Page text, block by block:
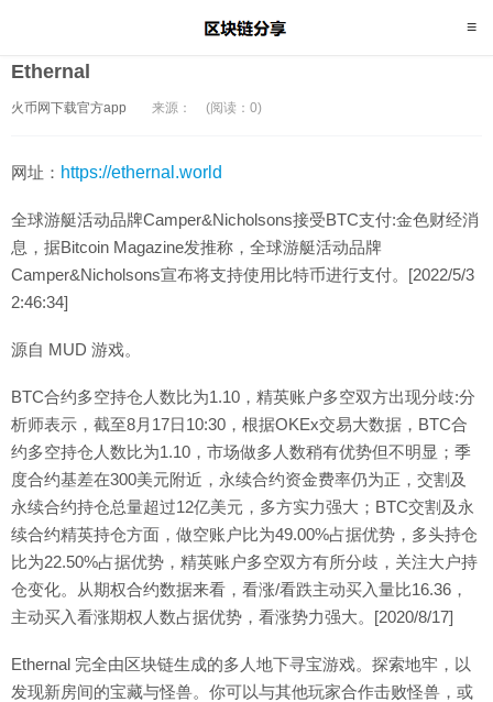
Ethernal
火币网下载官方app 来源： (阅读：0)
网址： https://ethernal.world
全球游艇活动品牌Camper&Nicholsons接受BTC支付:金色财经消
息，据Bitcoin Magazine发推称，全球游艇活动品牌
Camper&Nicholsons宣布将支持使用比特币进行支付。[2022/5/3
2:46:34]
源自 MUD 游戏。
BTC合约多空持仓人数比为1.10，精英账户多空双方出现分歧:分
析师表示，截至8月17日10:30，根据OKEx交易大数据，BTC合
约多空持仓人数比为1.10，市场做多人数稍有优势但不明显；季
度合约基差在300美元附近，永续合约资金费率仍为正，交割及
永续合约持仓总量超过12亿美元，多方实力强大；BTC交割及永
续合约精英持仓方面，做空账户比为49.00%占据优势，多头持仓
比为22.50%占据优势，精英账户多空双方有所分歧，关注大户持
仓变化。从期权合约数据来看，看涨/看跌主动买入量比16.36，
主动买入看涨期权人数占据优势，看涨势力强大。[2020/8/17]
Ethernal 完全由区块链生成的多人地下寻宝游戏。探索地牢，以
发现新房间的宝藏与怪兽。你可以与其他玩家合作击败怪兽，或